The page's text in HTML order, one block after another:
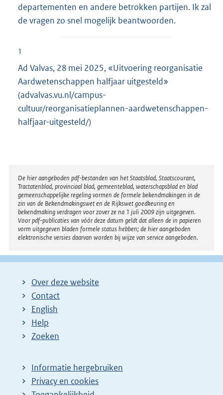
departementen en andere betrokken partijen. Ik zal
de vragen zo snel mogelijk beantwoorden.
1
Ad Valvas, 28 mei 2025, «Uitvoering reorganisatie
Aardwetenschappen halfjaar uitgesteld»
(advalvas.vu.nl/campus-
cultuur/reorganisatieplannen-aardwetenschappen-
halfjaar-uitgesteld/)
Disclaimer
De hier aangeboden pdf-bestanden van het Staatsblad, Staatscourant,
Tractatenblad, provinciaal blad, gemeenteblad, waterschapsblad en blad
gemeenschappelijke regeling vormen de formele bekendmakingen in de
zin van de Bekendmakingswet en de Rijkswet goedkeuring en
bekendmaking verdragen voor zover ze na 1 juli 2009 zijn uitgegeven.
Voor pdf-publicaties van vóór deze datum geldt dat alleen de in papieren
vorm uitgegeven bladen formele status hebben; de hier aangeboden
elektronische versies daarvan worden bij wijze van service aangeboden.
Over deze website
Contact
English
Help
Zoeken
Informatie hergebruiken
Privacy en cookies